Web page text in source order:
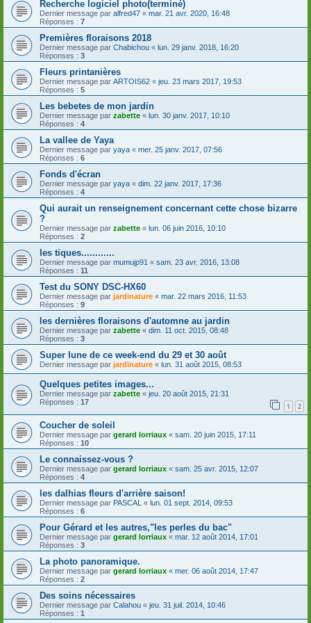
Recherche logiciel photo(terminé)
Dernier message par alfred47 « mar. 21 avr. 2020, 16:48
Réponses : 7
Premières floraisons 2018
Dernier message par Chabichou « lun. 29 janv. 2018, 16:20
Réponses : 3
Fleurs printanières
Dernier message par ARTOIS62 « jeu. 23 mars 2017, 19:53
Réponses : 5
Les bebetes de mon jardin
Dernier message par zabette « lun. 30 janv. 2017, 10:10
Réponses : 4
La vallee de Yaya
Dernier message par yaya « mer. 25 janv. 2017, 07:56
Réponses : 6
Fonds d'écran
Dernier message par yaya « dim. 22 janv. 2017, 17:36
Réponses : 4
Qui aurait un renseignement concernant cette chose bizarre
?
Dernier message par zabette « lun. 06 juin 2016, 10:10
Réponses : 2
les tiques............
Dernier message par mumujp91 « sam. 23 avr. 2016, 13:08
Réponses : 11
Test du SONY DSC-HX60
Dernier message par jardinature « mar. 22 mars 2016, 11:53
Réponses : 9
les dernières floraisons d'automne au jardin
Dernier message par zabette « dim. 11 oct. 2015, 08:48
Réponses : 3
Super lune de ce week-end du 29 et 30 août
Dernier message par jardinature « lun. 31 août 2015, 08:53
Quelques petites images...
Dernier message par zabette « jeu. 20 août 2015, 21:31
Réponses : 17 1 2
Coucher de soleil
Dernier message par gerard lorriaux « sam. 20 juin 2015, 17:11
Réponses : 10
Le connaissez-vous ?
Dernier message par gerard lorriaux « sam. 25 avr. 2015, 12:07
Réponses : 4
les dalhias fleurs d'arrière saison!
Dernier message par PASCAL « lun. 01 sept. 2014, 09:53
Réponses : 6
Pour Gérard et les autres,"les perles du bac"
Dernier message par gerard lorriaux « mar. 12 août 2014, 17:01
Réponses : 3
La photo panoramique.
Dernier message par gerard lorriaux « mer. 06 août 2014, 17:47
Réponses : 2
Des soins nécessaires
Dernier message par Calahou « jeu. 31 juil. 2014, 10:46
Réponses : 1